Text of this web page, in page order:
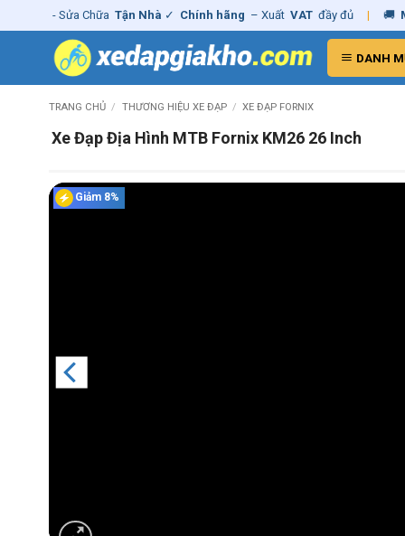
to
- Sửa Chữa Tận Nhà ✓ Chính hãng – Xuất VAT đầy đủ | 🚚 Miễn phí
DANH
TRANG CHỦ / THƯƠNG HIỆU XE ĐẠP / XE ĐẠP FORNIX
Xe Đạp Địa Hình MTB Fornix KM26 26 Inch
Giảm 8%